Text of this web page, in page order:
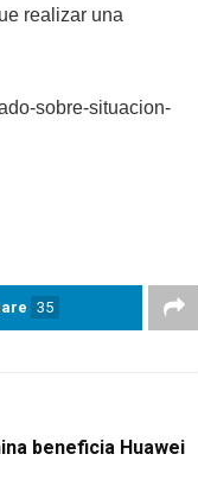
realizar una
sobre-situacion-
35
beneficia Huawei